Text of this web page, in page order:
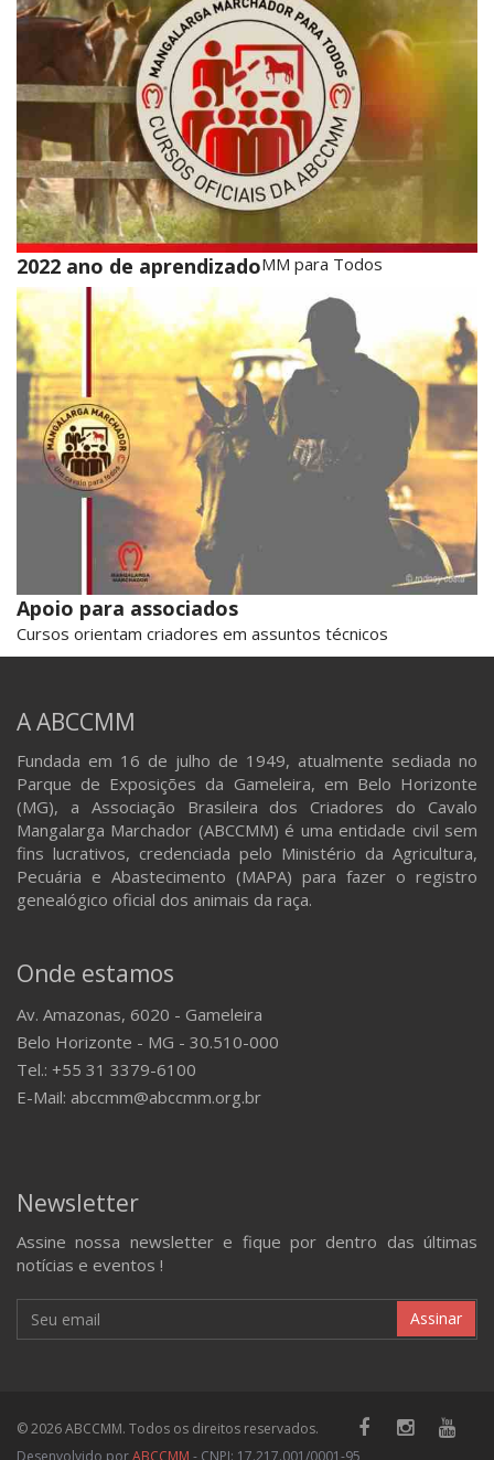
2022 ano de aprendizadoMM para Todos
Apoio para associados
Cursos orientam criadores em assuntos técnicos
A ABCCMM
Fundada em 16 de julho de 1949, atualmente sediada no
Parque de Exposições da Gameleira, em Belo Horizonte
(MG), a Associação Brasileira dos Criadores do Cavalo
Mangalarga Marchador (ABCCMM) é uma entidade civil sem
fins lucrativos, credenciada pelo Ministério da Agricultura,
Pecuária e Abastecimento (MAPA) para fazer o registro
genealógico oficial dos animais da raça.
Onde estamos
Av. Amazonas, 6020 - Gameleira
Belo Horizonte - MG - 30.510-000
Tel.: +55 31 3379-6100
E-Mail: abccmm@abccmm.org.br
Newsletter
Assine nossa newsletter e fique por dentro das últimas
notícias e eventos !
Assinar
© 2026 ABCCMM. Todos os direitos reservados.
Desenvolvido porABCCMM - CNPJ: 17.217.001/0001-95